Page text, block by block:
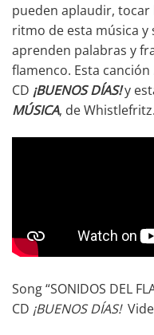
pueden aplaudir, tocar
ritmo de esta música y
aprenden palabras y
flamenco. Esta canción
CD ¡BUENOS DÍAS!y
MÚSICA, de Whistlefritz.
Song “SONIDOS DEL
CD ¡BUENOS DÍAS!